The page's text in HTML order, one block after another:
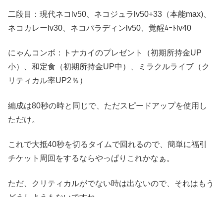
二段目：現代ネコlv50、ネコジュラlv50+33（本能max)、
ネコカレーlv30、ネコパラディンlv50、覚醒ﾑｰﾄlv40
にゃんコンボ：トナカイのプレゼント（初期所持金UP
小）、和定食（初期所持金UP中）、ミラクルライブ（ク
リティカル率UP2％）
編成は80秒の時と同じで、ただスピードアップを使用し
ただけ。
これで大抵40秒を切るタイムで回れるので、簡単に福引
チケット周回をするならやっぱりこれかなぁ。
ただ、クリティカルがでない時は出ないので、それはもう